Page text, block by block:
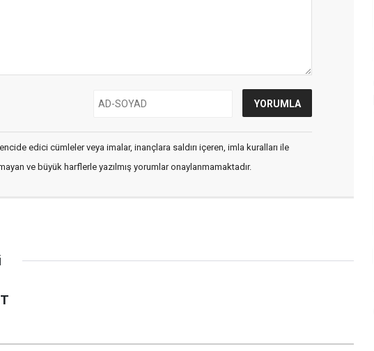
edici cümleler veya imalar, inançlara saldırı içeren, imla kuralları ile
ve büyük harflerle yazılmış yorumlar onaylanmamaktadır.